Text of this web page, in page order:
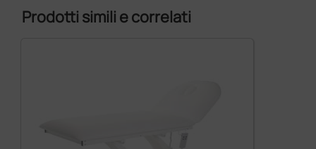
Prodotti simili e correlati